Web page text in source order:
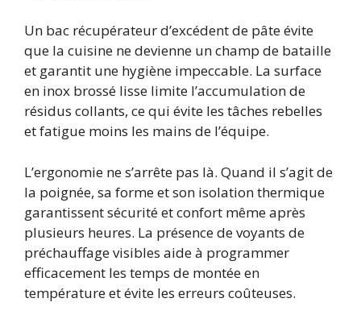
Un bac récupérateur d’excédent de pâte évite
que la cuisine ne devienne un champ de bataille
et garantit une hygiène impeccable. La surface
en inox brossé lisse limite l’accumulation de
résidus collants, ce qui évite les tâches rebelles
et fatigue moins les mains de l’équipe.
L’ergonomie ne s’arrête pas là. Quand il s’agit de
la poignée, sa forme et son isolation thermique
garantissent sécurité et confort même après
plusieurs heures. La présence de voyants de
préchauffage visibles aide à programmer
efficacement les temps de montée en
température et évite les erreurs coûteuses.